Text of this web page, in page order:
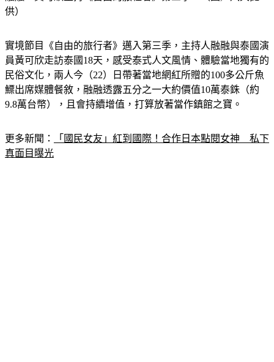
員黃可欣走訪泰國18天，感受泰式人文風情、體驗當地獨有的
民俗文化，兩人今（22）日帶著當地網紅所贈的100多公斤魚
鰾出席媒體餐敘，融融透露五分之一大約價值10萬泰銖（約
9.8萬台幣），且會持續增值，打算放著當作鎮館之寶。
真面目曝光